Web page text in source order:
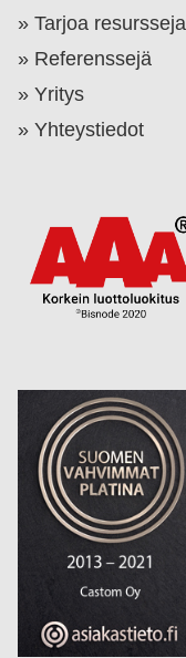
Tarjoa resursseja
Referenssejä
Yritys
Yhteystiedot